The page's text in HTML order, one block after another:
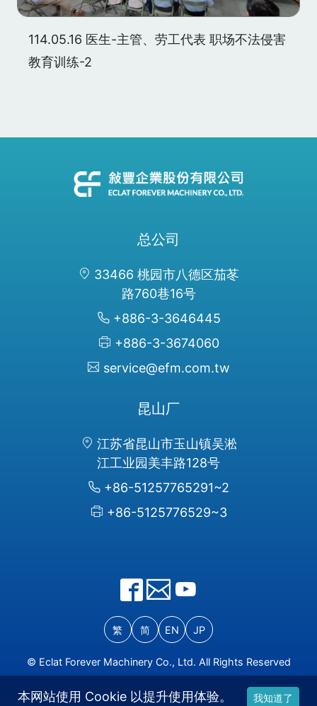
114.05.16 医生-主管、劳工代表 职场不法侵害
教育训练-2
繁 简 EN JP
© Eclat Forever Machinery Co., Ltd. All Rights Reserved
总公司
33466 桃园市八德区茄苳
路760巷16号
+886-3-3646445
+886-3-3674060
service@efm.com.tw
昆山厂
江苏省昆山市玉山镇吴淞
江工业园美丰路128号
+86-51257765291~2
+86-5125776529~3
本网站使用 Cookie 以提升使用体验。 我知道了